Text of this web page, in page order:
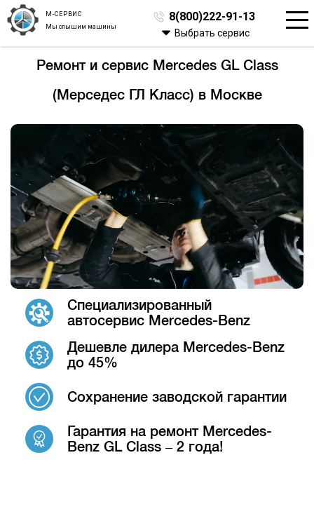
М-СЕРВИС
Мы слышим машины
8(800)222-91-13
Выбрать сервис
Ремонт и сервис Mercedes GL Class
(Мерседес ГЛ Класс) в Москве
Специализированный
автосервис Mercedes-Benz
Дешевле дилера Mercedes-Benz
до 45%
Сохранение заводской гарантии
Гарантия на ремонт Mercedes-
Benz GL Class – 2 года!